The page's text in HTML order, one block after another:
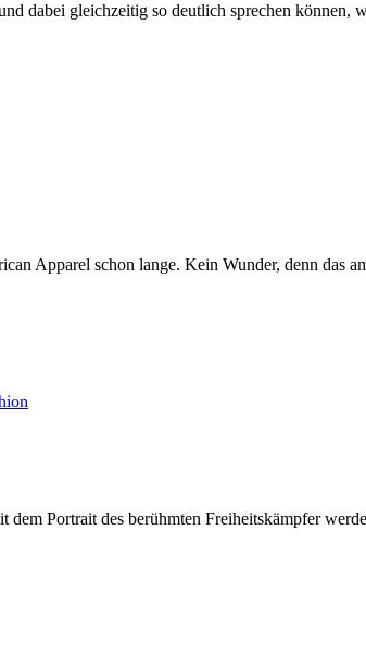
dabei gleichzeitig so deutlich sprechen können,
Apparel schon lange. Kein Wunder, denn das
Portrait des berühmten Freiheitskämpfer